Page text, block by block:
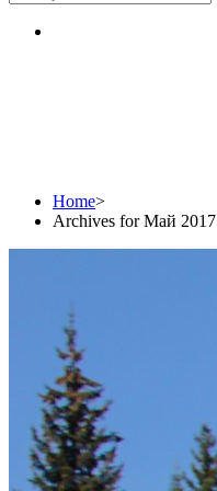
Home>
Archives for Май 2017